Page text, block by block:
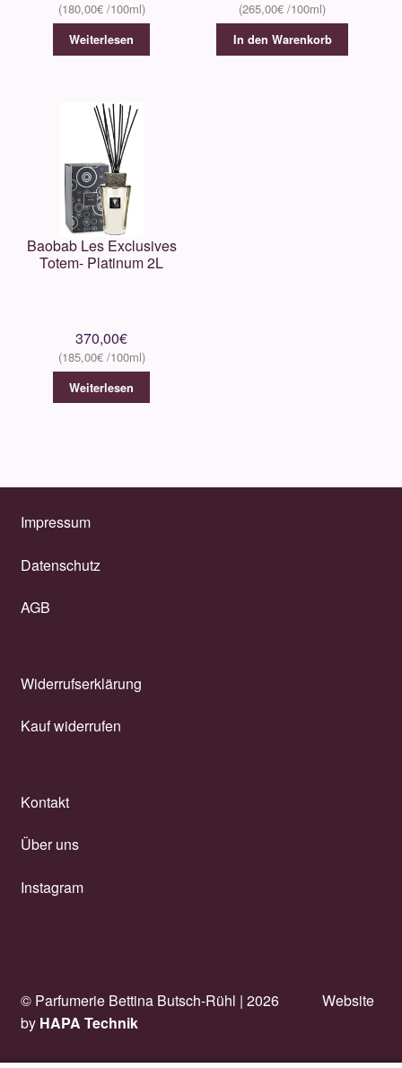
180,00€
Weiterlesen
265,00€
In den Warenkorb
Baobab Les Exclusives
Totem- Platinum 2L
370,00€
185,00€
Weiterlesen
Impressum
Datenschutz
AGB
Widerrufserklärung
Kauf widerrufen
Kontakt
Über uns
Instagram
© Parfumerie Bettina Butsch-Rühl | 2026
Website
by HAPA Technik